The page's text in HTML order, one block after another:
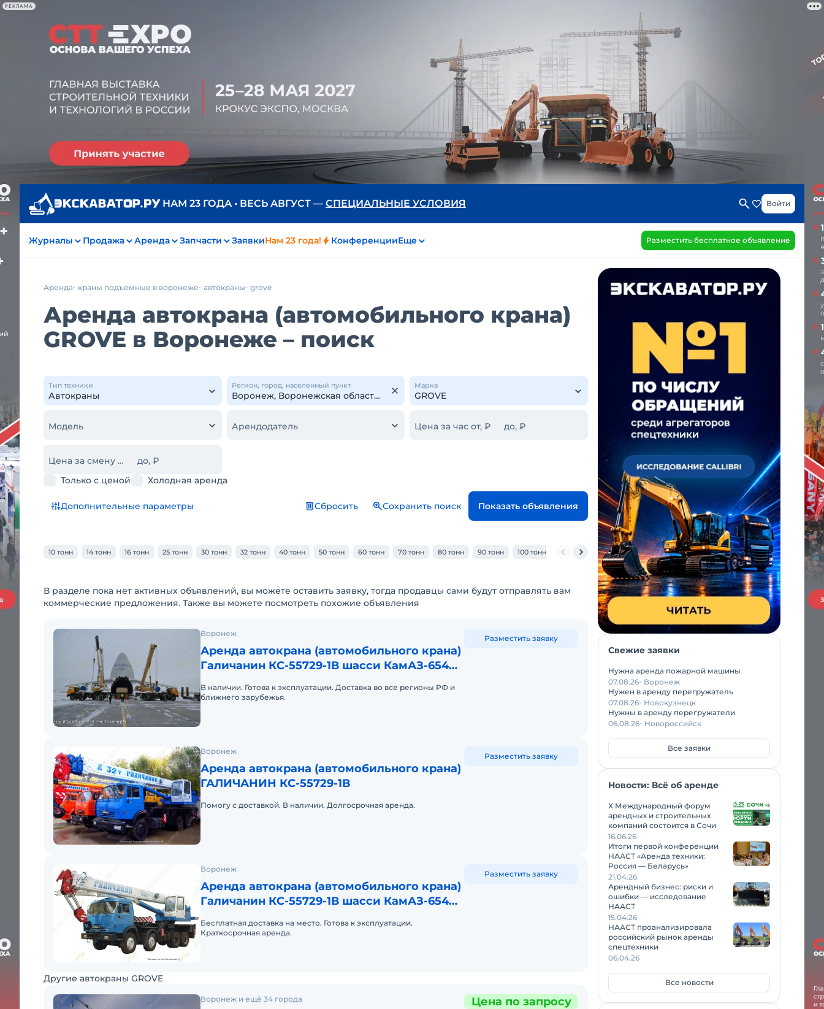
РЕКЛАМА
НАМ 23 ГОДА • ВЕСЬ АВГУСТ — СПЕЦИАЛЬНЫЕ УСЛОВИЯ Войти
Журналы Продажа Аренда Запчасти ЗаявкиНам 23 года! КонференцииЕще Разместить бесплатное объявление
Аренда краны подъемные в воронеже автокраны grove
Аренда автокрана (автомобильного крана)
GROVE в Воронеже – поиск
Тип техники Регион, город, населенный пункт Марка
Модель Арендодатель Цена за час от, ₽ до, ₽
Цена за смену от, ₽
до, ₽
Только с ценой
Холодная аренда
Дополнительные параметры Сбросить Сохранить поиск Показать объявления
10 тонн 14 тонн 16 тонн 25 тонн 30 тонн 32 тонн 40 тонн 50 тонн 60 тонн 70 тонн 80 тонн 90 тонн 100 тонн 150 тонн 160 тонн 200 тонн 250 тонн 300 тонн 350 тонн
В разделе пока нет активных объявлений, вы можете оставить заявку, тогда продавцы сами будут отправлять вам
коммерческие предложения. Также вы можете посмотреть похожие объявления
Воронеж
Аренда автокрана (автомобильного крана)
Галичанин КС-55729-1В шасси КамАЗ-6540
В наличии. Готова к эксплуатации. Доставка во все регионы РФ и
ближнего зарубежья.
Разместить заявку
Воронеж
Аренда автокрана (автомобильного крана)
ГАЛИЧАНИН КС-55729-1В
Помогу с доставкой. В наличии. Долгосрочная аренда.
Разместить заявку
Воронеж
Аренда автокрана (автомобильного крана)
Галичанин КС-55729-1В шасси КамАЗ-6540
Бесплатная доставка на место. Готова к эксплуатации.
Краткосрочная аренда.
Разместить заявку
Другие автокраны GROVE
Воронеж и ещё 34 города Цена по запросу
Свежие заявки
Нужна аренда пожарной машины
07.08.26 Воронеж
Нужен в аренду перегружатель
07.08.26 Новокузнецк
Нужны в аренду перегружатели
06.08.26 Новороссийск
Все заявки
Новости: Всё об аренде
X Международный форум
арендных и строительных
компаний состоится в Сочи
16.06.26
Итоги первой конференции
НААСТ «Аренда техники:
Россия — Беларусь»
21.04.26
Арендный бизнес: риски и
ошибки — исследование
НААСТ
15.04.26
НААСТ проанализировала
российский рынок аренды
спецтехники
06.04.26
Все новости